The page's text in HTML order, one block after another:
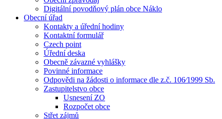
Digitální povodňový plán obce Náklo
Obecní úřad
Kontakty a úřední hodiny
Kontaktní formulář
Czech point
Úřední deska
Obecně závazné vyhlášky
Povinné informace
Odpovědi na žádosti o informace dle z.č. 106⁄1999 Sb.
Zastupitelstvo obce
Usnesení ZO
Rozpočet obce
Střet zájmů